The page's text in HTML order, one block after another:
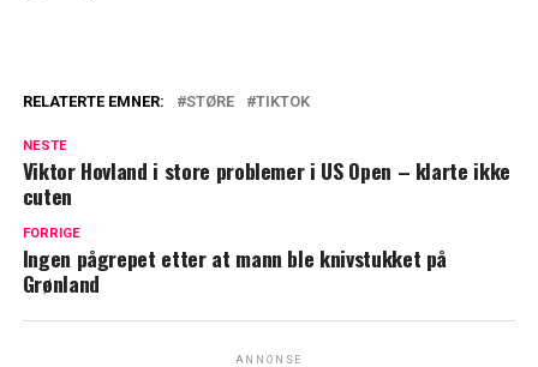
RELATERTE EMNER: STØRE TIKTOK
NESTE
Viktor Hovland i store problemer i US Open – klarte ikke
cuten
FORRIGE
Ingen pågrepet etter at mann ble knivstukket på
Grønland
ANNONSE